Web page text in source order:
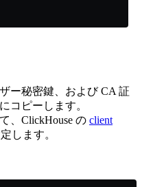
ー秘密鍵、および CA 証
コピーします。
、ClickHouse の client
します。